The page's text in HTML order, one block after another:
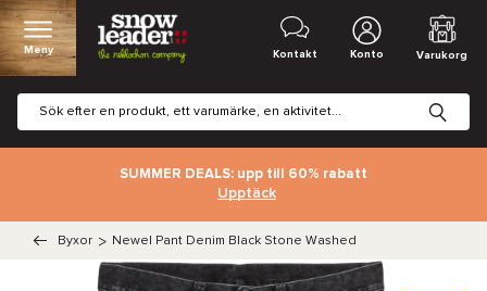
Meny Kontakt Konto Varukorg
SUMMER DEALS: upp till 60% rabatt
Upptäck
Byxor > Newel Pant Denim Black Stone Washed